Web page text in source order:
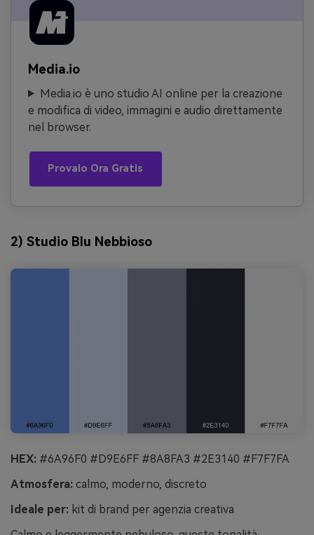
Media.io
Media.io è uno studio AI online per la creazione
e modifica di video, immagini e audio direttamente
nel browser.
Provalo Ora Gratis
2) Studio Blu Nebbioso
HEX: #6A96F0 #D9E6FF #8A8FA3 #2E3140 #F7F7FA
Atmosfera: calmo, moderno, discreto
Ideale per: kit di brand per agenzia creativa